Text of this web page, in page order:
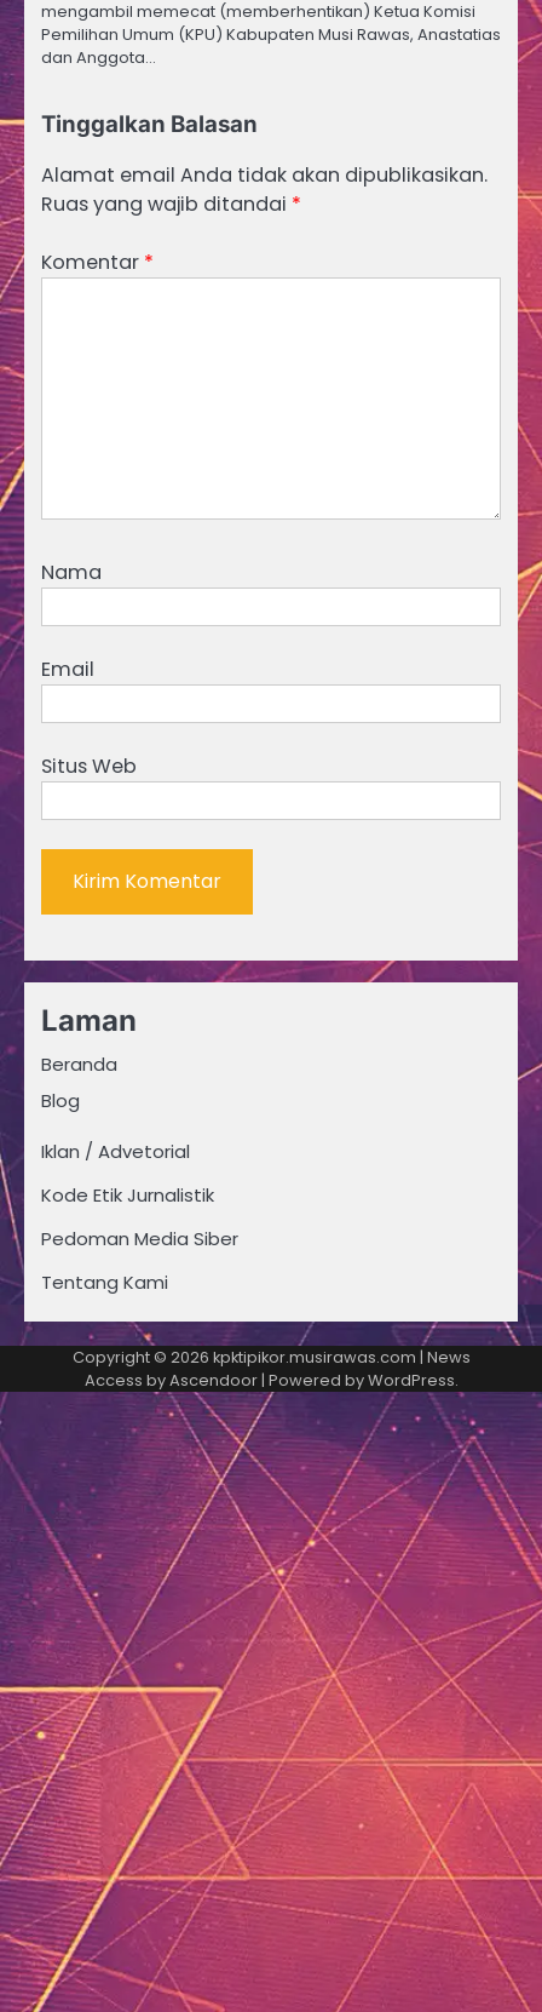
mengambil memecat (memberhentikan) Ketua Komisi
Pemilihan Umum (KPU) Kabupaten Musi Rawas, Anastatias
dan Anggota…
Tinggalkan Balasan
Alamat email Anda tidak akan dipublikasikan.
Ruas yang wajib ditandai *
Komentar *
Nama
Email
Situs Web
Laman
Beranda
Blog
Iklan / Advetorial
Kode Etik Jurnalistik
Pedoman Media Siber
Tentang Kami
Copyright © 2026 kpktipikor.musirawas.com | News
Access byAscendoor| Powered byWordPress.